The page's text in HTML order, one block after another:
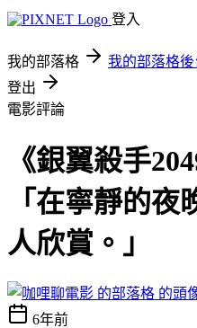
登入
我的部落格 我的部落格後
登出
電影評論
《銀翼殺手
「在寧靜的夜
人欣賞。」
6年前